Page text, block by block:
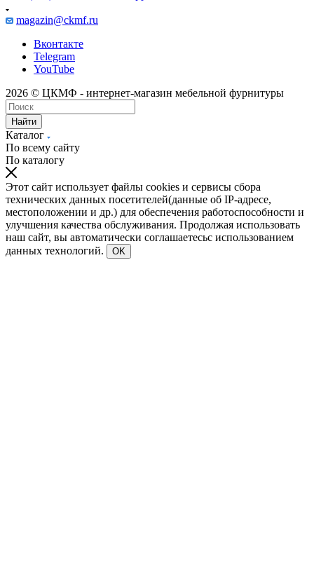
magazin@ckmf.ru
Вконтакте
Telegram
YouTube
2026 © ЦКМФ - интернет-магазин мебельной фурнитуры
Найти
Каталог
По всему сайту
По каталогу
Этот сайт использует файлы cookies и сервисы сбора
технических данных посетителей(данные об IP-адресе,
местоположении и др.) для обеспечения работоспособности и
улучшения качества обслуживания. Продолжая использовать
наш сайт, вы автоматически соглашаетесьс использованием
данных технологий.
OK